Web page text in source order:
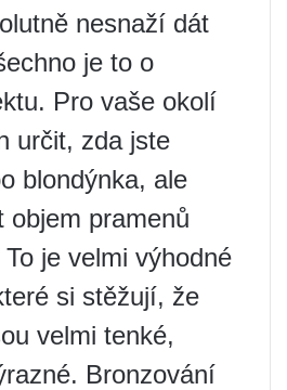
nesnaží dát
je to o
Pro vaše okolí
určit, zda jste
blondýnka, ale
objem pramenů
je velmi výhodné
si stěžují, že
velmi tenké,
Bronzování